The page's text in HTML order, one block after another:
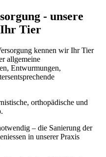
- unsere
Ihr Tier
kennen wir Ihr Tier
allgemeine
Entwurmungen,
orthopädische und
– die Sanierung der
in unserer Praxis